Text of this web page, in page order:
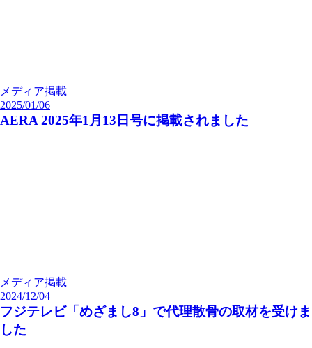
メディア掲載
2025/01/06
AERA 2025年1月13日号に掲載されました
メディア掲載
2024/12/04
フジテレビ「めざまし8」で代理散骨の取材を受けま
した